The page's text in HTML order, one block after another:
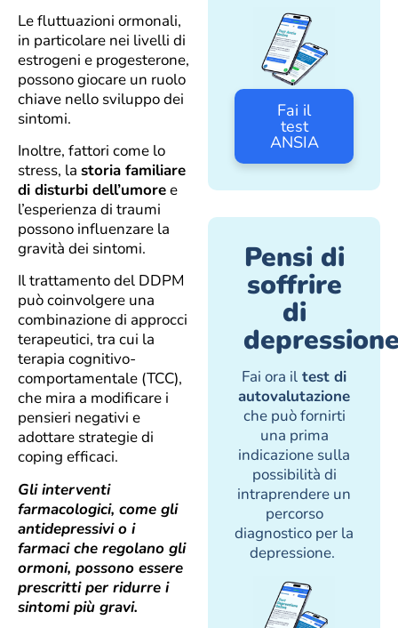
Le fluttuazioni ormonali,
in particolare nei livelli di
estrogeni e progesterone,
possono giocare un ruolo
chiave nello sviluppo dei
sintomi.
Inoltre, fattori come lo
stress, la storia familiare
di disturbi dell’umoree
l’esperienza di traumi
possono influenzare la
gravità dei sintomi.
Il trattamento del DDPM
può coinvolgere una
combinazione di approcci
terapeutici, tra cui la
terapia cognitivo-
comportamentale (TCC),
che mira a modificare i
pensieri negativi e
adottare strategie di
coping efficaci.
Gli interventi
farmacologici, come gli
antidepressivi o i
farmaci che regolano gli
ormoni, possono essere
prescritti per ridurre i
sintomi più gravi.
Fai il
test
ANSIA
Pensi di
soffrire
di
Fai ora il test di
autovalutazione
che può fornirti
una prima
indicazione sulla
possibilità di
intraprendere un
percorso
diagnostico per la
depressione.